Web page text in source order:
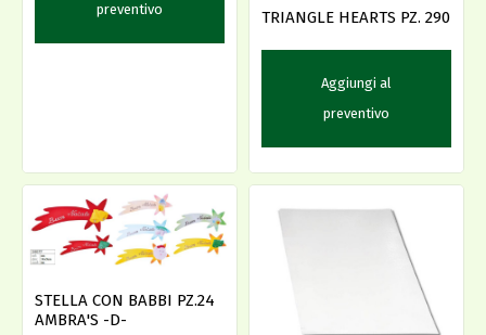
preventivo
TRIANGLE HEARTS PZ. 290
Aggiungi al
preventivo
STELLA CON BABBI PZ.24
AMBRA'S -D-